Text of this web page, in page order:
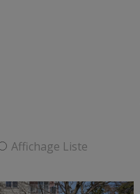
Affichage Liste